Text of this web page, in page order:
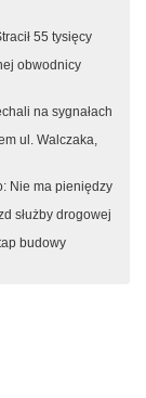
55 tysięcy
obwodnicy
na sygnałach
ul. Walczaka,
Nie ma pieniędzy
służby drogowej
budowy